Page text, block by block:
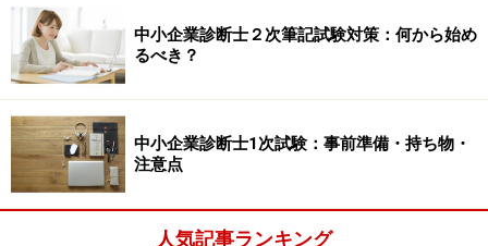
現実的ではなく、
感覚があれば、合格基準に達していることが大半です。
問のどの要素で得点すべきかを見極められるようになる
ことが理想です。そうはいっても、この見極めができる
でそのレベルにまで到達するのは至難の技です。要は、
中小企業診断士２次筆記試験対策：何から始め
るべき？
中小企業診断士1次試験：事前準備・持ち物・
注意点
人気記事ランキング